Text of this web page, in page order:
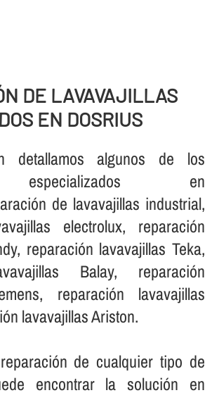
DE LAVAVAJILLAS
EN DOSRIUS
detallamos algunos de los
especializados en
de lavavajillas industrial,
electrolux, reparación
reparación lavavajillas Teka,
Balay, reparación
reparación lavavajillas
lavavajillas Ariston.
de cualquier tipo de
encontrar la solución en